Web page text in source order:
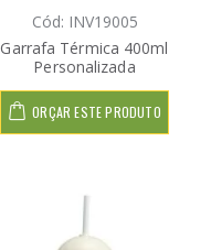
Cód: INV19005
Garrafa Térmica 400ml
Personalizada
ORÇAR ESTE PRODUTO